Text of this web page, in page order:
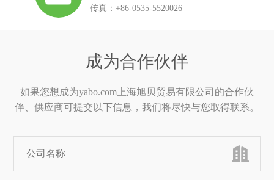
传真：+86-0535-5520026
成为合作伙伴
如果您想成为yabo.com上海旭贝贸易有限公司的合作伙
伴、供应商可提交以下信息，我们将尽快与您取得联系。